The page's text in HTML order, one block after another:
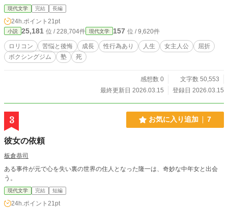
現代文学 完結 長編
24h.ポイント 21pt
小説 25,181 位 / 228,704件 現代文学 157 位 / 9,620件
ロリコン 苦悩と後悔 成長 性行為あり 人生 女主人公
屈折
ボクシングジム
塾 死
感想数 0
文字数 50,553
最終更新日 2026.03.15
登録日 2026.03.15
3 お気に入り追加 7
彼女の依頼
板倉恭司
ある事件が元で心を失い裏の世界の住人となった隆一は、奇妙な中年女と出会
う。
現代文学 完結 短編
24h.ポイント 21pt